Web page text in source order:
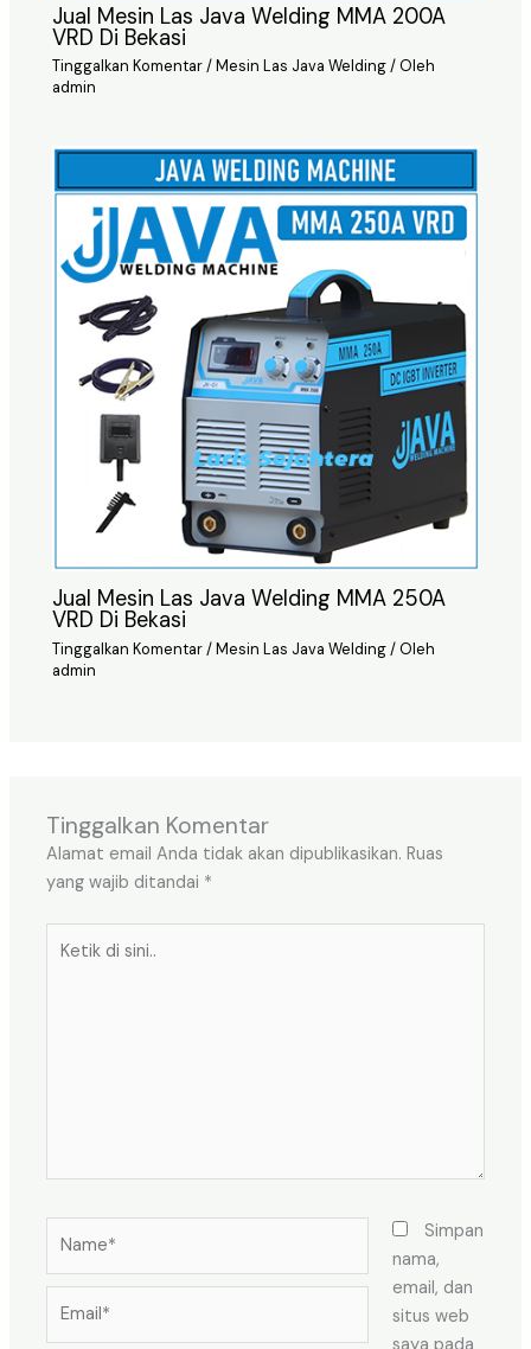
Jual Mesin Las Java Welding MMA 200A
VRD Di Bekasi
Tinggalkan Komentar/Mesin Las Java Welding/ Oleh
admin
Jual Mesin Las Java Welding MMA 250A
VRD Di Bekasi
Tinggalkan Komentar/Mesin Las Java Welding/ Oleh
admin
Tinggalkan Komentar
Alamat email Anda tidak akan dipublikasikan. Ruas
yang wajib ditandai *
Simpan
nama,
email, dan
situs web